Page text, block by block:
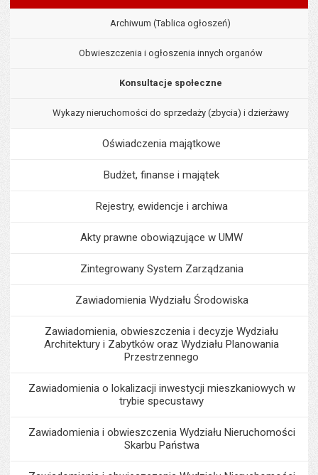
Archiwum (Tablica ogłoszeń)
Obwieszczenia i ogłoszenia innych organów
Konsultacje społeczne
Wykazy nieruchomości do sprzedaży (zbycia) i dzierżawy
Oświadczenia majątkowe
Budżet, finanse i majątek
Rejestry, ewidencje i archiwa
Akty prawne obowiązujące w UMW
Zintegrowany System Zarządzania
Zawiadomienia Wydziału Środowiska
Zawiadomienia, obwieszczenia i decyzje Wydziału
Architektury i Zabytków oraz Wydziału Planowania
Przestrzennego
Zawiadomienia o lokalizacji inwestycji mieszkaniowych w
trybie specustawy
Zawiadomienia i obwieszczenia Wydziału Nieruchomości
Skarbu Państwa